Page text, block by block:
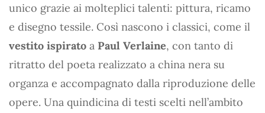
unico grazie ai molteplici talenti: pittura, ricamo
e disegno tessile. Così nascono i classici, come il
vestito ispirato a Paul Verlaine, con tanto di
ritratto del poeta realizzato a china nera su
organza e accompagnato dalla riproduzione delle
opere. Una quindicina di testi scelti nell’ambito